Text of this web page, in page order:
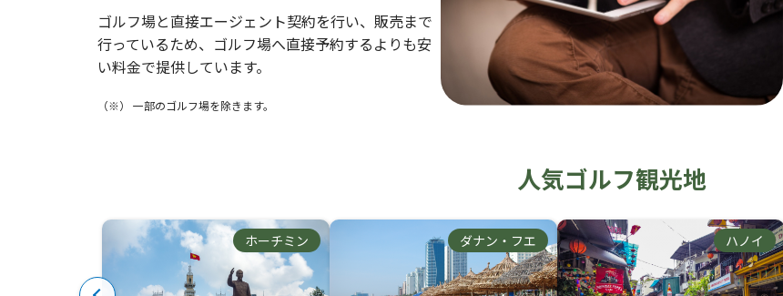
ゴルフ場と直接エージェント契約を行い、販売まで
行っているため、ゴルフ場へ直接予約するよりも安
い料金で提供しています。
（※） 一部のゴルフ場を除きます。
人気ゴルフ観光地
ホーチミン ダナン・フエ ハノイ